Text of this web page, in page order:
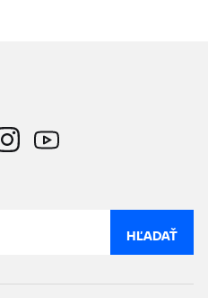
HĽADAŤ